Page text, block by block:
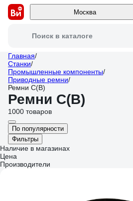
Москва
Поиск в каталоге
Главная/
Станки/
Промышленные компоненты/
Приводные ремни/
Ремни C(В)
Ремни C(В)
1000 товаров
По популярности
Фильтры
Наличие в магазинах
Цена
Производители